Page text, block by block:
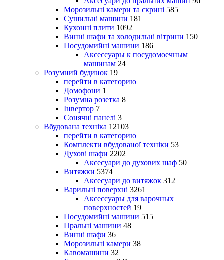
Морозильні камери та скрині 585
Сушильні машини 181
Кухонні плити 1092
Винні шафи та холодильні вітрини 150
Посудомийні машини 186
Аксессуары к посудомоечным
машинам 24
Розумний будинок 19
перейти в категорию
Домофони 1
Розумна розетка 8
Інвертор 7
Сонячні панелі 3
Вбудована техніка 12103
перейти в категорию
Комплекти вбудованої техніки 53
Духові шафи 2202
Аксесуари до духових шаф 50
Витяжки 5374
Аксесуари до витяжок 312
Варильні поверхні 3261
Аксессуары для варочных
поверхностей 19
Посудомийні машини 515
Пральні машини 48
Винні шафи 36
Морозильні камери 38
Кавомашини 32